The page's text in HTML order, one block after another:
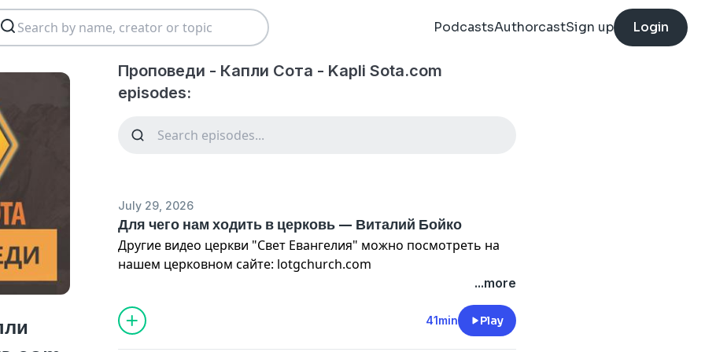
PodcastsAuthorcastSign up Login
Проповеди - Капли Сота - Kapli Sota.com
episodes:
July 29, 2026
Для чего нам ходить в церковь — Виталий Бойко
Другие видео церкви "Свет Евангелия" можно посмотреть на
нашем церковном сайте: lotgchurch.com
Главный стих из Библии, который прозвучал в проповеди и
вокруг которого строится всё рассуждение, — это Псалом 121,
стих 1: "Возрадовался я, когда сказали мне: 'Пойдем в дом
...more
41min Play